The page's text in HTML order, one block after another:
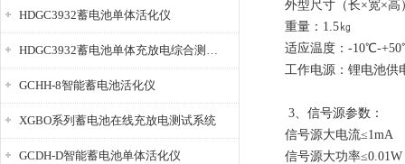
HDGC3932蓄电池单体活化仪
HDGC3932蓄电池单体充放电综合测试仪
GCHH-8智能蓄电池活化仪
XGBO系列蓄电池在线充放电测试系统
GCDH-D智能蓄电池单体活化仪
外型尺寸（长×宽×高
重量：1.5㎏
适应温度：-10℃-
工作电源：锂电池供
3、信号源参数：
信号源大电流≤1mA
信号源大功率≤0.01W